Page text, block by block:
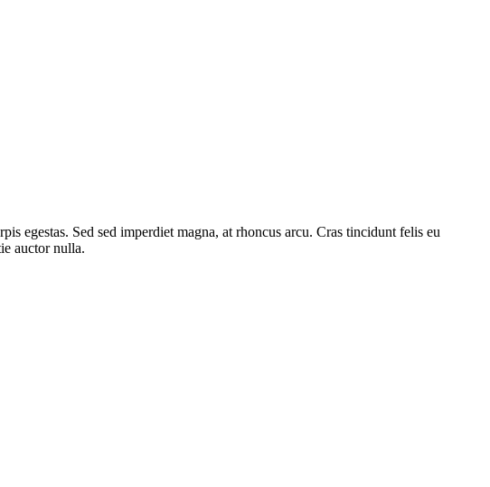
egestas. Sed sed imperdiet magna, at rhoncus arcu. Cras tincidunt felis eu
auctor nulla.